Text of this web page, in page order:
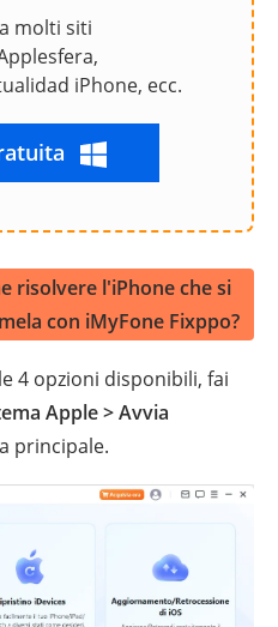
molti siti
iPhone, ecc.
risolvere l'iPhone che si
con iMyFone Fixppo?
4 opzioni disponibili, fai
Apple > Avvia
principale.